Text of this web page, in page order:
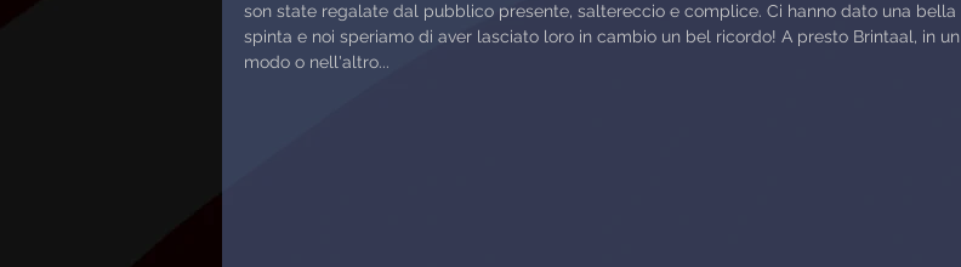
son state regalate dal pubblico presente, saltereccio e complice. Ci hanno dato una bella
spinta e noi speriamo di aver lasciato loro in cambio un bel ricordo! A presto Brintaal, in un
modo o nell'altro...